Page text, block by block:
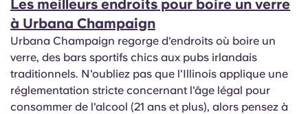
Les meilleurs endroits pour boire un verre
à Urbana Champaign
Urbana Champaign regorge d'endroits où boire un
verre, des bars sportifs chics aux pubs irlandais
traditionnels. N'oubliez pas que l'Illinois applique une
réglementation stricte concernant l'âge légal pour
consommer de l'alcool (21 ans et plus), alors pensez à